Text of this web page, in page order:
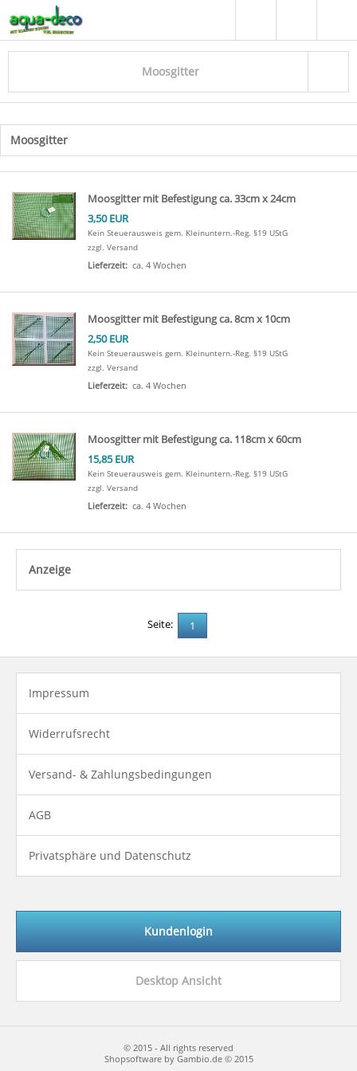
Moosgitter
Moosgitter
to
expand
Moosgitter mit Befestigung ca. 33cm x 24cm
3,50 EUR
Kein Steuerausweis gem. Kleinuntern.-Reg. §19 UStG
zzgl. Versand
Lieferzeit: ca. 4 Wochen
Moosgitter mit Befestigung ca. 8cm x 10cm
2,50 EUR
Kein Steuerausweis gem. Kleinuntern.-Reg. §19 UStG
zzgl. Versand
Lieferzeit: ca. 4 Wochen
Moosgitter mit Befestigung ca. 118cm x 60cm
15,85 EUR
Kein Steuerausweis gem. Kleinuntern.-Reg. §19 UStG
zzgl. Versand
Lieferzeit: ca. 4 Wochen
Anzeige
Seite: 1
Impressum
Widerrufsrecht
Versand- & Zahlungsbedingungen
AGB
Privatsphäre und Datenschutz
Kundenlogin
Desktop Ansicht
© 2015 - All rights reserved
Shopsoftware by Gambio.de© 2015